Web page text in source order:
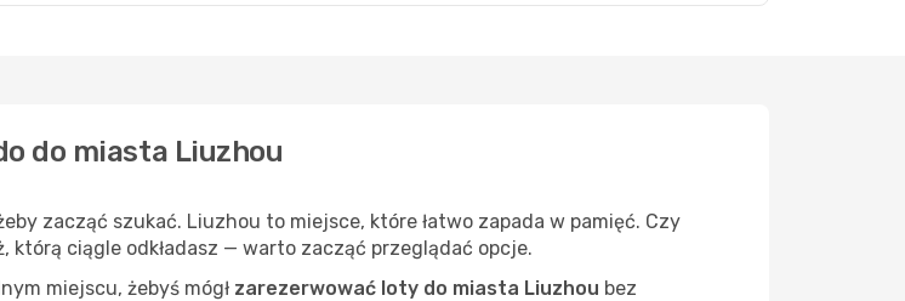
do miasta Liuzhou
zacząć szukać. Liuzhou to miejsce, które łatwo zapada w pamięć. Czy
którą ciągle odkładasz — warto zacząć przeglądać opcje.
miejscu, żebyś mógł zarezerwować loty do miasta Liuzhou bez